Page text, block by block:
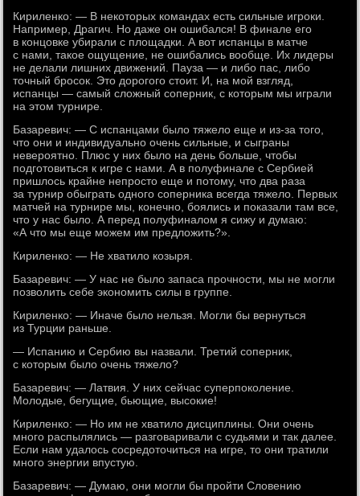
Кириленко: — В некоторых командах есть сильные игроки.
Например, Драгич. Но даже он ошибался! В финале его
в концовке убирали с площадки. А вот испанцы в матче
с нами, такое ощущение, не ошибались вообще. Их лидеры
не делали лишних движений. Пауза — и либо пас, либо
точный бросок. Это дорогого стоит. И, на мой взгляд,
испанцы — самый сложный соперник, с которым мы играли
на этом турнире.
Базаревич: — С испанцами было тяжело еще и из-за того,
что они и индивидуально очень сильные, и сыграны
невероятно. Плюс у них было на день больше, чтобы
подготовиться к игре с нами. А в полуфинале с Сербией
пришлось крайне непросто еще и потому, что два раза
за турнир обыграть одного соперника всегда тяжело. Первых
матчей на турнире мы, конечно, боялись и показали там все,
что у нас было. А перед полуфиналом я сижу и думаю:
«А что мы еще можем им предложить?».
Кириленко: — Не хватило козыря.
Базаревич: — У нас не было запаса прочности, мы не могли
позволить себе экономить силы в группе.
Кириленко: — Иначе было нельзя. Могли бы вернуться
из Турции раньше.
— Испанию и Сербию вы назвали. Третий соперник,
с которым было очень тяжело?
Базаревич: — Латвия. У них сейчас суперпоколение.
Молодые, бегущие, бьющие, высокие!
Кириленко: — Но им не хватило дисциплины. Они очень
много распылялись — разговаривали с судьями и так далее.
Если нам удалось сосредоточиться на игре, то они тратили
много энергии впустую.
Базаревич: — Думаю, они могли бы пройти Словению